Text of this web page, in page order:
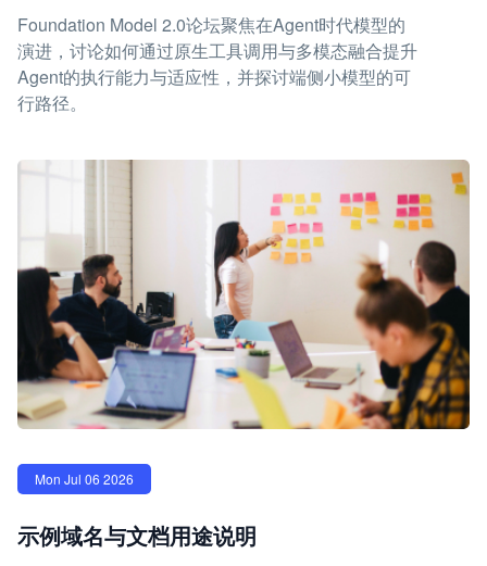
Foundation Model 2.0论坛聚焦在Agent时代模型的
演进，讨论如何通过原生工具调用与多模态融合提升
Agent的执行能力与适应性，并探讨端侧小模型的可
行路径。
Mon Jul 06 2026
示例域名与文档用途说明